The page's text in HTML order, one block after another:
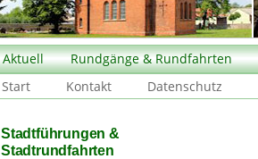
Aktuell Rundgänge & Rundfahrten
Start
Kontakt Datenschutz
Stadtführungen &
Stadtrundfahrten